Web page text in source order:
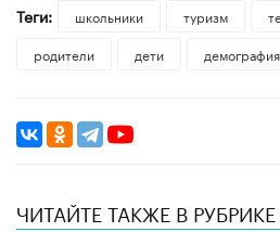
Теги:
школьники туризм
родители
дети демография
ЧИТАЙТЕ ТАКЖЕ В РУБРИКЕ